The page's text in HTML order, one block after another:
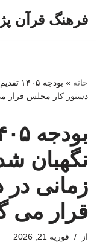
فرهنگ قرآن
خانه »
دستور کار مجلس قرار
نگهبان
زمانی
قرار می
از فوریه 21, 2026